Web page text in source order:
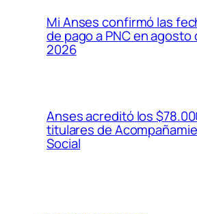
Mi Anses confirmó las
de pago a PNC en agosto
2026
Anses acreditó los
titulares de
Social